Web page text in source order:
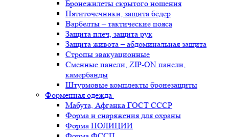
Бронежилеты скрытого ношения
Пятиточечники, защита бёдер
Варбелты – тактические пояса
Защита плеч, защита рук
Защита живота – абдоминальная защита
Стропы эвакуационные
Сменные панели, ZIP-ON панели,
камербанды
Штурмовые комплекты бронезащиты
Форменная одежда
Мабута, Афганка ГОСТ СССР
Форма и снаряжения для охраны
Форма ПОЛИЦИИ